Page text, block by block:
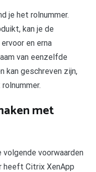
je het rolnummer.
kan je de
en erna
van eenzelfde
kan geschreven zijn,
met
voorwaarden
heeft Citrix XenApp